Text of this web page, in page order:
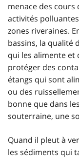
menace des cours
activités
zones riveraines.
bassins, la qualité
qui les alimente et
protéger des
étangs qui sont
ou des
bonne que dans
souterraine, une
Quand il pleut à
les sédiments qui